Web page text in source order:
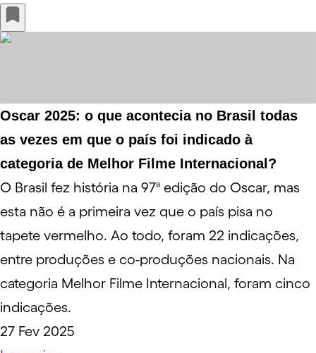
Oscar 2025: o que acontecia no Brasil todas
as vezes em que o país foi indicado à
categoria de Melhor Filme Internacional?
O Brasil fez história na 97ª edição do Oscar, mas
esta não é a primeira vez que o país pisa no
tapete vermelho. Ao todo, foram 22 indicações,
entre produções e co-produções nacionais. Na
categoria Melhor Filme Internacional, foram cinco
indicações.
27 Fev 2025